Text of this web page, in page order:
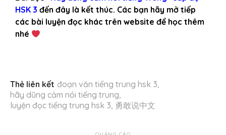
HSK 3 đến đây là kết thúc. Các bạn hãy mở tiếp
các bài luyện đọc khác trên website để học thêm
nhé
Thẻ liên kết đoạn văn tiếng trung hsk 3,
hãy dũng cảm nói tiếng trung,
luyện đọc tiếng trung hsk 3, 勇敢说中文